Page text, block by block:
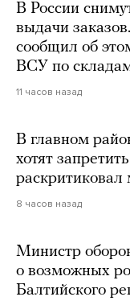
В России
выдачи
сообщил об
ВСУ по
11 часов назад
В главном
хотят
8 часов назад
Министр
о возможных
Балтийского